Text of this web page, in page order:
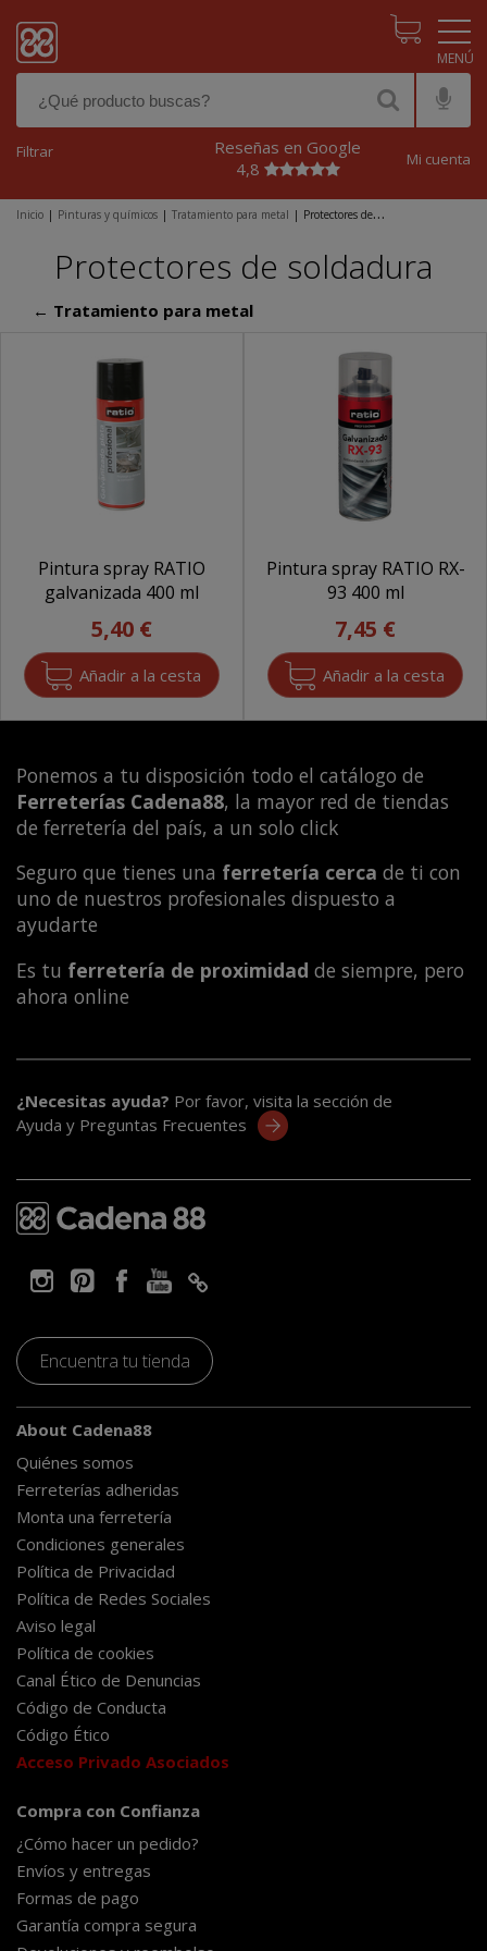
Reseñas en Google
4,8
Filtrar Mi cuenta
Inicio | Pinturas y químicos | Tratamiento para metal | Protectores de
Protectores de soldadura
← Tratamiento para metal
Pintura spray RATIO
galvanizada 400 ml
5,40 €
Pintura spray RATIO RX-
93 400 ml
7,45 €
Ponemos a tu disposición todo el catálogo de
Ferreterías Cadena88, la mayor red de tiendas
de ferretería del país, a un solo click
Seguro que tienes una ferretería cerca de ti con
uno de nuestros profesionales dispuesto a
ayudarte
Es tu ferretería de proximidad de siempre, pero
ahora online
¿Necesitas ayuda? Por favor, visita la sección de
Ayuda y Preguntas Frecuentes
Encuentra tu tienda
About Cadena88
Quiénes somos
Ferreterías adheridas
Monta una ferretería
Condiciones generales
Política de Privacidad
Política de Redes Sociales
Aviso legal
Política de cookies
Canal Ético de Denuncias
Código de Conducta
Código Ético
Acceso Privado Asociados
Compra con Confianza
¿Cómo hacer un pedido?
Envíos y entregas
Formas de pago
Garantía compra segura